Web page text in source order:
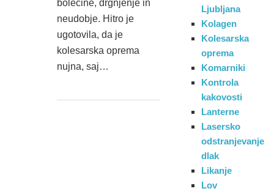
bolečine, drgnjenje in
neudobje. Hitro je
ugotovila, da je
kolesarska oprema
nujna, saj…
Ljubljana
Kolagen
Kolesarska
oprema
Komarniki
Kontrola
kakovosti
Lanterne
Lasersko
odstranjevanje
dlak
Likanje
Lov